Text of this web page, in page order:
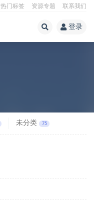
热门标签 资源专题 联系我们
登录
未分类 75